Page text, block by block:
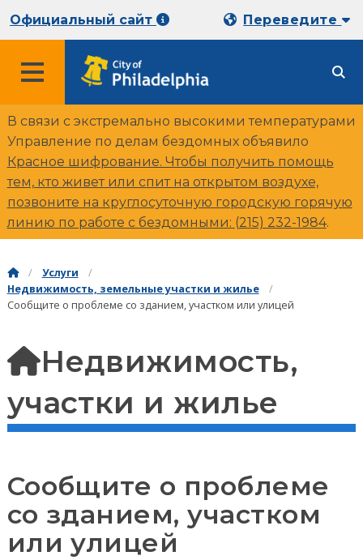
Официальный сайт Переведите
В связи с экстремально высокими температурами
Управление по делам бездомных объявило
Красное шифрование. Чтобы получить помощь
тем, кто живет или спит на открытом воздухе,
позвоните на круглосуточную городскую горячую
линию по работе с бездомными: (215) 232-1984.
Услуги
Недвижимость, земельные участки и жилье
Сообщите о проблеме со зданием, участком или улицей
Недвижимость,
участки и жилье
Сообщите о проблеме
со зданием, участком
или улицей